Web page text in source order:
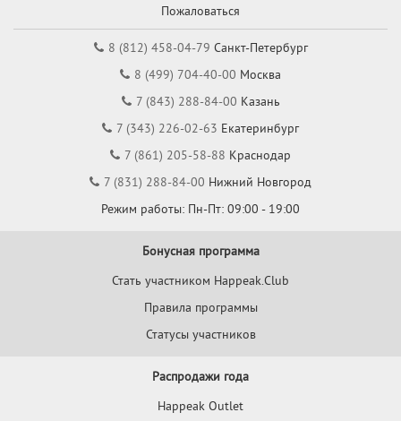
Пожаловаться
8 (812) 458-04-79 Санкт-Петербург
8 (499) 704-40-00 Москва
7 (843) 288-84-00 Казань
7 (343) 226-02-63 Екатеринбург
7 (861) 205-58-88 Краснодар
7 (831) 288-84-00 Нижний Новгород
Режим работы: Пн-Пт: 09:00 - 19:00
Бонусная программа
Стать участником Happeak.Club
Правила программы
Статусы участников
Распродажи года
Happeak Outlet